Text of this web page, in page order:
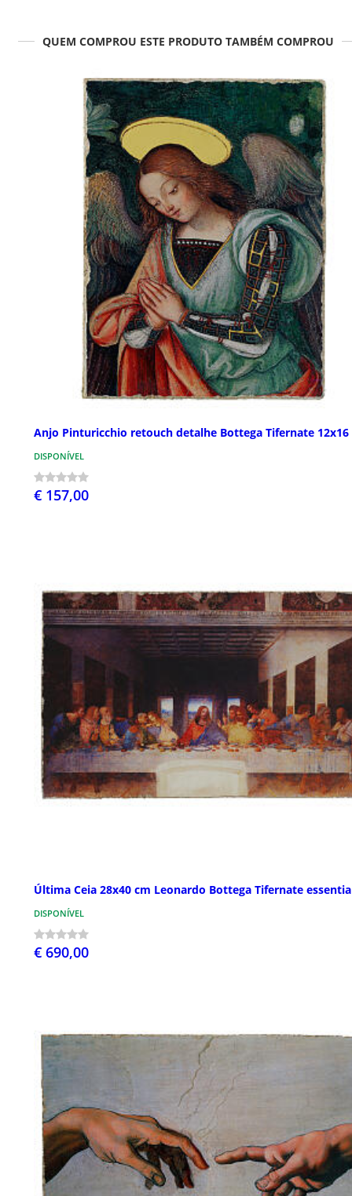
QUEM COMPROU ESTE PRODUTO TAMBÉM COMPROU
Anjo Pinturicchio retouch detalhe Bottega Tifernate 12x16
DISPONÍVEL
€ 157,00
Última Ceia 28x40 cm Leonardo Bottega Tifernate
DISPONÍVEL
€ 690,00